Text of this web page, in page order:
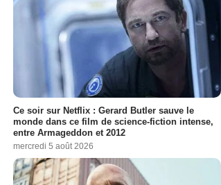
Ce soir sur Netflix : Gerard Butler sauve le
monde dans ce film de science-fiction intense,
entre Armageddon et 2012
mercredi 5 août 2026